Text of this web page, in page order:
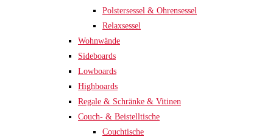
Polstersessel & Ohrensessel
Relaxsessel
Wohnwände
Sideboards
Lowboards
Highboards
Regale & Schränke & Vitinen
Couch- & Beistelltische
Couchtische